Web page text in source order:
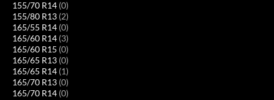
155/70 R14 (0)
155/80 R13 (2)
165/55 R14 (0)
165/60 R14 (3)
165/60 R15 (0)
165/65 R13 (0)
165/65 R14 (1)
165/70 R13 (0)
165/70 R14 (0)